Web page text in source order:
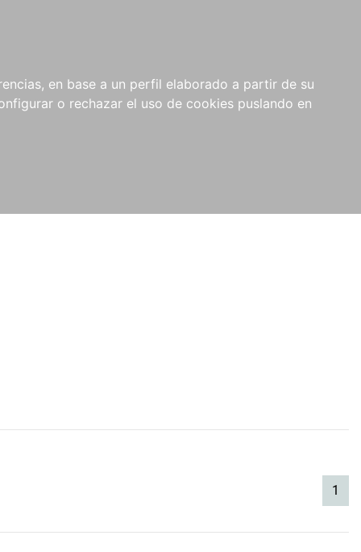
en base a un perfil elaborado a partir de su
o rechazar el uso de cookies puslando en
1